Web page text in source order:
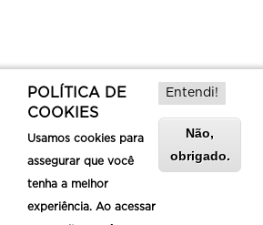
POLÍTICA DE
COOKIES
Usamos cookies para
assegurar que você
tenha a melhor
experiência. Ao acessar
Entendi!
Não,
obrigado.